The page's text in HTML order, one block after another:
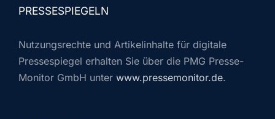
PRESSESPIEGELN
Nutzungsrechte und Artikelinhalte für digitale
Pressespiegel erhalten Sie über die PMG Presse-
Monitor GmbH unter www.pressemonitor.de.